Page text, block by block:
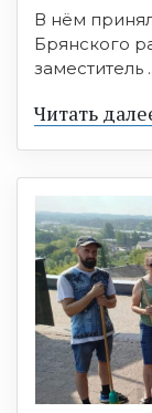
В нём
Брянского
заместитель
Читать